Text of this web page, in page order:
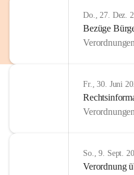
Do., 27. Dez.
Bezüge
Verordnungen
Fr., 30. Juni
Verordnungen
So., 9. Sept.
Verordnung